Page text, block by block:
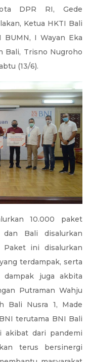
DPR RI, Gede
Ketua HKTI Bali
BUMN, I Wayan Eka
Bali, Trisno Nugroho
(13/6).
10.000 paket
Bali disalurkan
Paket ini disalurkan
terdampak, serta
dampak juga akbita
Putraman Wahju
Bali Nusra 1, Made
terutama BNI Bali
akibat dari pandemi
terus bersinergi